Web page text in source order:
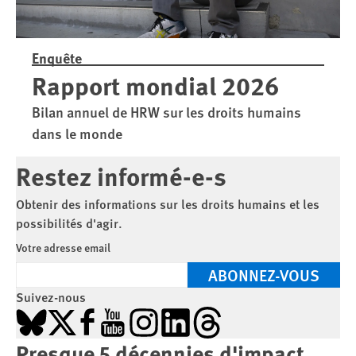
Enquête
Rapport mondial 2026
Bilan annuel de HRW sur les droits humains
dans le monde
Restez informé-e-s
Obtenir des informations sur les droits humains et les
possibilités d'agir.
Votre adresse email
ABONNEZ-VOUS
Suivez-nous
Bluesky
X Facebook
YouTubeInstagramLinkedInThreads